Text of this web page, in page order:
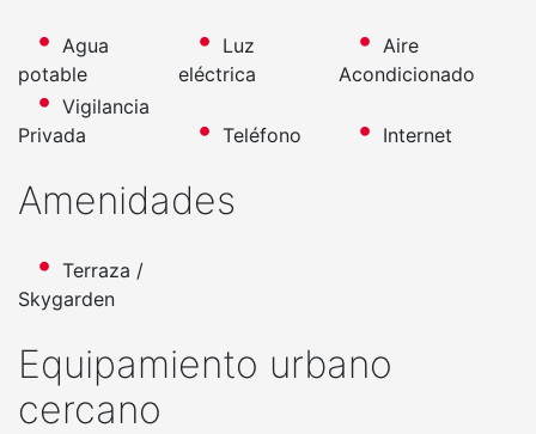
Agua
potable
Luz
eléctrica
Aire
Acondicionado
Vigilancia
Privada
Teléfono Internet
Amenidades
Terraza /
Skygarden
Equipamiento urbano
cercano